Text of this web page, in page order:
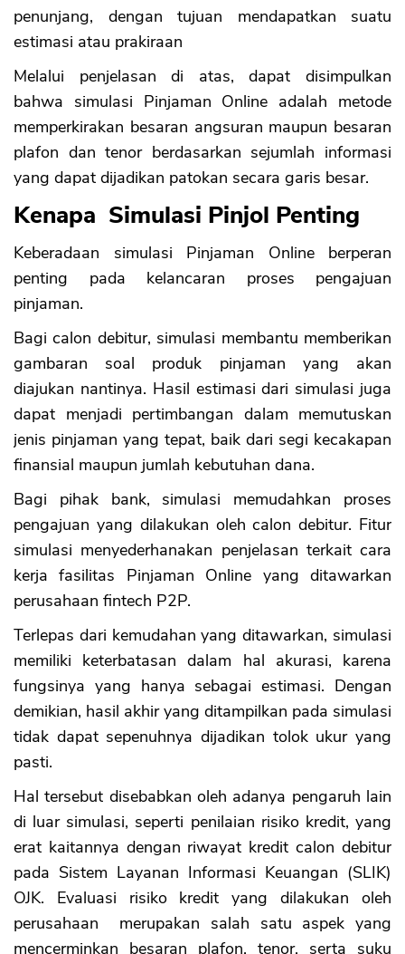
penunjang, dengan tujuan mendapatkan suatu
estimasi atau prakiraan
Melalui penjelasan di atas, dapat disimpulkan
bahwa simulasi Pinjaman Online adalah metode
memperkirakan besaran angsuran maupun besaran
plafon dan tenor berdasarkan sejumlah informasi
yang dapat dijadikan patokan secara garis besar.
Kenapa Simulasi Pinjol Penting
Keberadaan simulasi Pinjaman Online berperan
penting pada kelancaran proses pengajuan
pinjaman.
Bagi calon debitur, simulasi membantu memberikan
gambaran soal produk pinjaman yang akan
diajukan nantinya. Hasil estimasi dari simulasi juga
dapat menjadi pertimbangan dalam memutuskan
jenis pinjaman yang tepat, baik dari segi kecakapan
finansial maupun jumlah kebutuhan dana.
Bagi pihak bank, simulasi memudahkan proses
pengajuan yang dilakukan oleh calon debitur. Fitur
simulasi menyederhanakan penjelasan terkait cara
kerja fasilitas Pinjaman Online yang ditawarkan
perusahaan fintech P2P.
Terlepas dari kemudahan yang ditawarkan, simulasi
memiliki keterbatasan dalam hal akurasi, karena
fungsinya yang hanya sebagai estimasi. Dengan
demikian, hasil akhir yang ditampilkan pada simulasi
tidak dapat sepenuhnya dijadikan tolok ukur yang
pasti.
Hal tersebut disebabkan oleh adanya pengaruh lain
di luar simulasi, seperti penilaian risiko kredit, yang
erat kaitannya dengan riwayat kredit calon debitur
pada Sistem Layanan Informasi Keuangan (SLIK)
OJK. Evaluasi risiko kredit yang dilakukan oleh
perusahaan merupakan salah satu aspek yang
mencerminkan besaran plafon, tenor, serta suku